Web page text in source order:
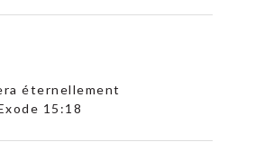
éternellement
15:18